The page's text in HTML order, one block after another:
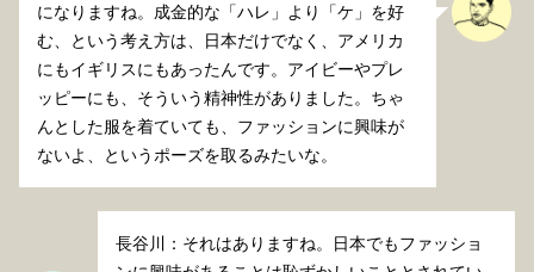
になりますね。成金的な「ハレ」より「ケ」を好
む、という考え方は、日本だけでなく、アメリカ
にもイギリスにもあったんです。アイビーやプレ
ッピーにも、そういう精神性がありました。ちゃ
んとした服を着ていても、ファッションに興味が
ないよ、というポーズを取るみたいな。
長谷川：それはありますね。日本でもファッショ